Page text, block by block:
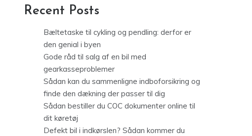
Recent Posts
Bæltetaske til cykling og pendling: derfor er
den genial i byen
Gode råd til salg af en bil med
gearkasseproblemer
Sådan kan du sammenligne indboforsikring og
finde den dækning der passer til dig
Sådan bestiller du COC dokumenter online til
dit køretøj
Defekt bil i indkørslen? Sådan kommer du